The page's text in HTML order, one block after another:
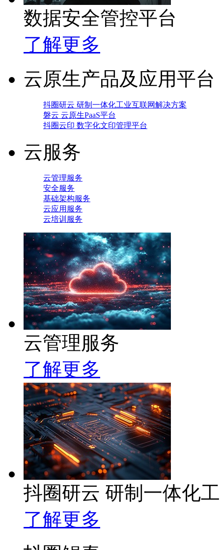
数据安全管控平台
了解更多
云原生产品及应用平台
抖圈研云 研制一体化工业互联网解决方案
磐云 云原生PaaS平台
抖圈云印 数字化文印管理平台
云服务
云管理服务
安全服务
基础架构服务
云应用服务
云培训服务
云管理服务
了解更多
抖圈研云 研制一体化
了解更多